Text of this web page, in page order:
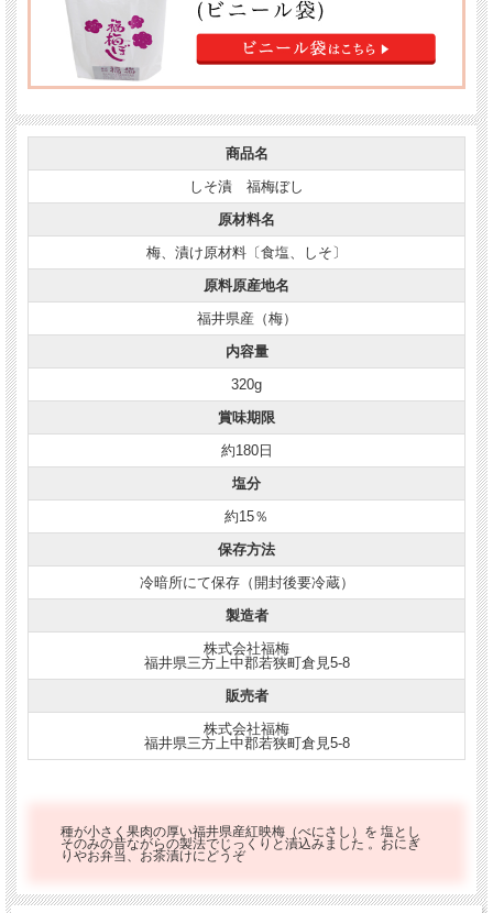
商品名
しそ漬 福梅ぼし
原材料名
梅、漬け原材料〔食塩、しそ〕
原料原産地名
福井県産（梅）
内容量
320g
賞味期限
約180日
塩分
約15％
保存方法
冷暗所にて保存（開封後要冷蔵）
製造者
株式会社福梅
福井県三方上中郡若狭町倉見5-8
販売者
株式会社福梅
福井県三方上中郡若狭町倉見5-8
種が小さく果肉の厚い福井県産紅映梅（べにさし）を 塩とし
そのみの昔ながらの製法でじっくりと漬込みました 。おにぎ
りやお弁当、お茶漬けにどうぞ